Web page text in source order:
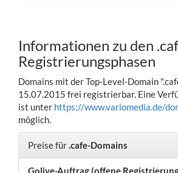
Informationen zu den
Registrierungsphasen
Domains mit der Top-Level-Domain
15.07.2015 frei registrierbar. Eine
ist unter https://www.variomedia.de/
möglich.
Preise für.cafe-Domains
Golive-Auftrag (offene